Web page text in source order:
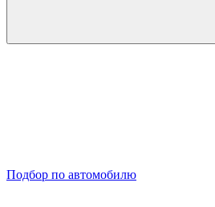
Подбор по автомобилю